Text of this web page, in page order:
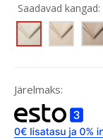
Saadavad kangad:
Järelmaks: